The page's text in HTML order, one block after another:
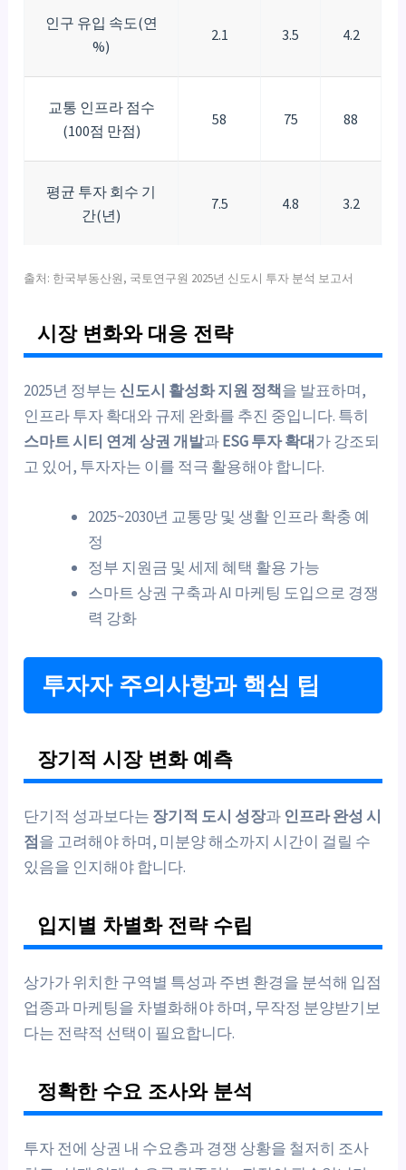
인구 유입 속도(연
%)
2.1 3.5 4.2
교통 인프라 점수
(100점 만점)
58 75 88
평균 투자 회수 기
간(년)
7.5 4.8 3.2
출처: 한국부동산원, 국토연구원 2025년 신도시 투자 분석 보고서
시장 변화와 대응 전략
2025년 정부는 신도시 활성화 지원 정책을 발표하며,
인프라 투자 확대와 규제 완화를 추진 중입니다. 특히
스마트 시티 연계 상권 개발과ESG 투자 확대가 강조되
고 있어, 투자자는 이를 적극 활용해야 합니다.
2025~2030년 교통망 및 생활 인프라 확충 예
정
정부 지원금 및 세제 혜택 활용 가능
스마트 상권 구축과 AI 마케팅 도입으로 경쟁
력 강화
투자자 주의사항과 핵심 팁
장기적 시장 변화 예측
단기적 성과보다는 장기적 도시 성장과 인프라 완성 시
점을 고려해야 하며, 미분양 해소까지 시간이 걸릴 수
있음을 인지해야 합니다.
입지별 차별화 전략 수립
상가가 위치한 구역별 특성과 주변 환경을 분석해 입점
업종과 마케팅을 차별화해야 하며, 무작정 분양받기보
다는 전략적 선택이 필요합니다.
정확한 수요 조사와 분석
투자 전에 상권 내 수요층과 경쟁 상황을 철저히 조사